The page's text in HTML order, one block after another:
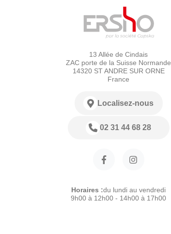
13 Allée de Cindais
ZAC porte de la Suisse Normande
14320 ST ANDRE SUR ORNE
France
Localisez-nous
02 31 44 68 28
Horaires :du lundi au vendredi
9h00 à 12h00 - 14h00 à 17h00